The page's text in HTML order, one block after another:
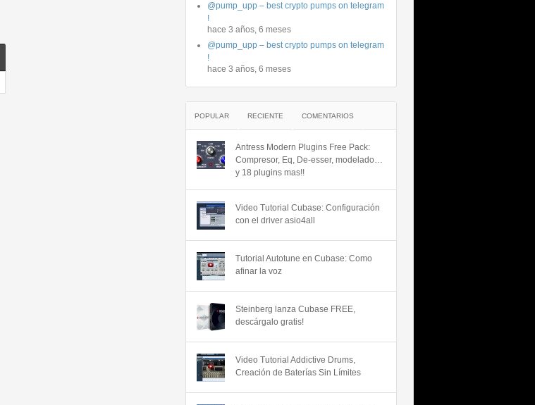
@pump_upp – best crypto pumps on telegram
!
hace 3 años, 6 meses
@pump_upp – best crypto pumps on telegram
!
hace 3 años, 6 meses
POPULAR RECIENTE COMENTARIOS
Antress Modern Plugins Free Pack:
Compresor, Eq, De-esser, modelado…
y 18 plugins mas!!
Video Tutorial Cubase: Configuración
con el driver asio4all
Tutorial Autotune en Cubase: Como
afinar la voz
Steinberg lanza Cubase FREE,
descárgalo gratis!
Video Tutorial Addictive Drums,
Creación de Baterías Sin Límites